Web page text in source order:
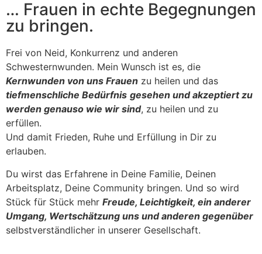
… Frauen in echte Begegnungen
zu bringen.
Frei von Neid, Konkurrenz und anderen
Schwesternwunden. Mein Wunsch ist es, die
Kernwunden von uns Frauen zu heilen und das
tiefmenschliche Bedürfnis gesehen und akzeptiert zu
werden genauso wie wir sind, zu heilen und zu
erfüllen.
Und damit Frieden, Ruhe und Erfüllung in Dir zu
erlauben.
Du wirst das Erfahrene in Deine Familie, Deinen
Arbeitsplatz, Deine Community bringen. Und so wird
Stück für Stück mehr Freude, Leichtigkeit, ein anderer
Umgang, Wertschätzung uns und anderen gegenüber
selbstverständlicher in unserer Gesellschaft.